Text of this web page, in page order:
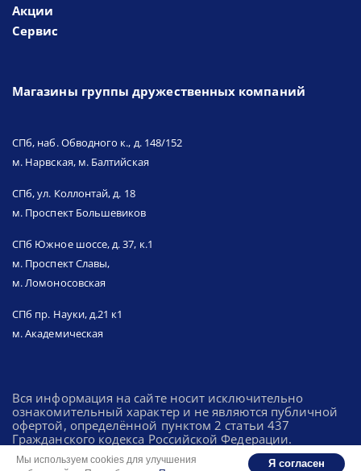
Акции
Сервис
Магазины группы дружественных компаний
СПб, наб. Обводного к., д. 148/152
м. Нарвская, м. Балтийская
СПб, ул. Коллонтай, д. 18
м. Проспект Большевиков
СПб Южное шоссе, д. 37, к.1
м. Проспект Славы,
м. Ломоносовская
СПб пр. Науки, д.21 к1
м. Академическая
Вся информация на сайте носит исключительно
ознакомительный характер и не являются публичной
офертой, определённой пунктом 2 статьи 437
Гражданского кодекса Российской Федерации.
Мы используем cookies для улучшения
Я согласен